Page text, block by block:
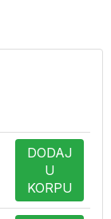
DODAJ
U
KORPU